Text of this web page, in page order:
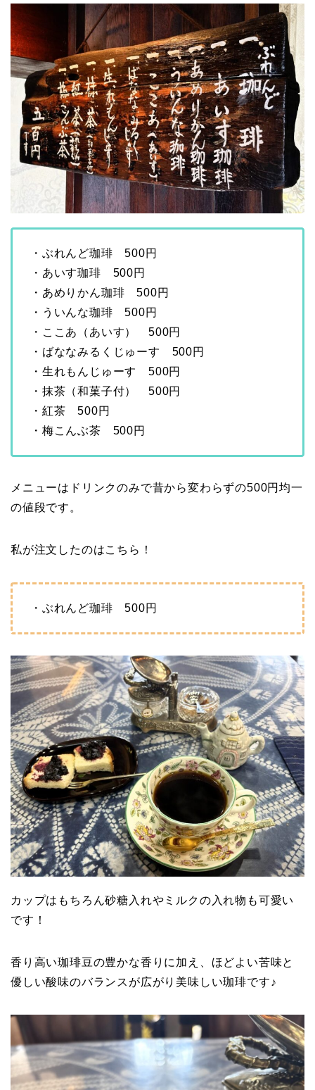
・ぶれんど珈琲 500円
・あいす珈琲 500円
・あめりかん珈琲 500円
・ういんな珈琲 500円
・ここあ（あいす） 500円
・ばななみるくじゅーす 500円
・生れもんじゅーす 500円
・抹茶（和菓子付） 500円
・紅茶 500円
・梅こんぶ茶 500円
メニューはドリンクのみで昔から変わらずの500円均一
の値段です。
私が注文したのはこちら！
・ぶれんど珈琲 500円
カップはもちろん砂糖入れやミルクの入れ物も可愛い
です！
香り高い珈琲豆の豊かな香りに加え、ほどよい苦味と
優しい酸味のバランスが広がり美味しい珈琲です♪